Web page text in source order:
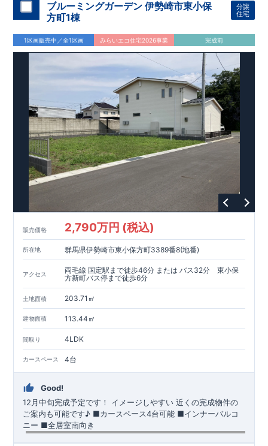
ブルーミングガーデン 伊勢崎市東小保
方町1棟
分譲
住宅
1区画販売中／全1区画 みらいエコ住宅2026事業 完成前
販売価格 2,790万円 (税込)
所在地 群馬県伊勢崎市東小保方町3389番8(地番)
アクセス
両毛線 国定駅まで徒歩46分 または バス32分 東小保
方新町バス停まで徒歩6分
土地面積 203.71㎡
建物面積 113.44㎡
間取り 4LDK
カースペース 4台
Good!
12月中旬完成予定です！
イメージしやすい 近くの完成物件の
ご案内も可能です♪ ​■カースペース4台可能 ​■インナーバルコ
ニー ​■全居室南向き